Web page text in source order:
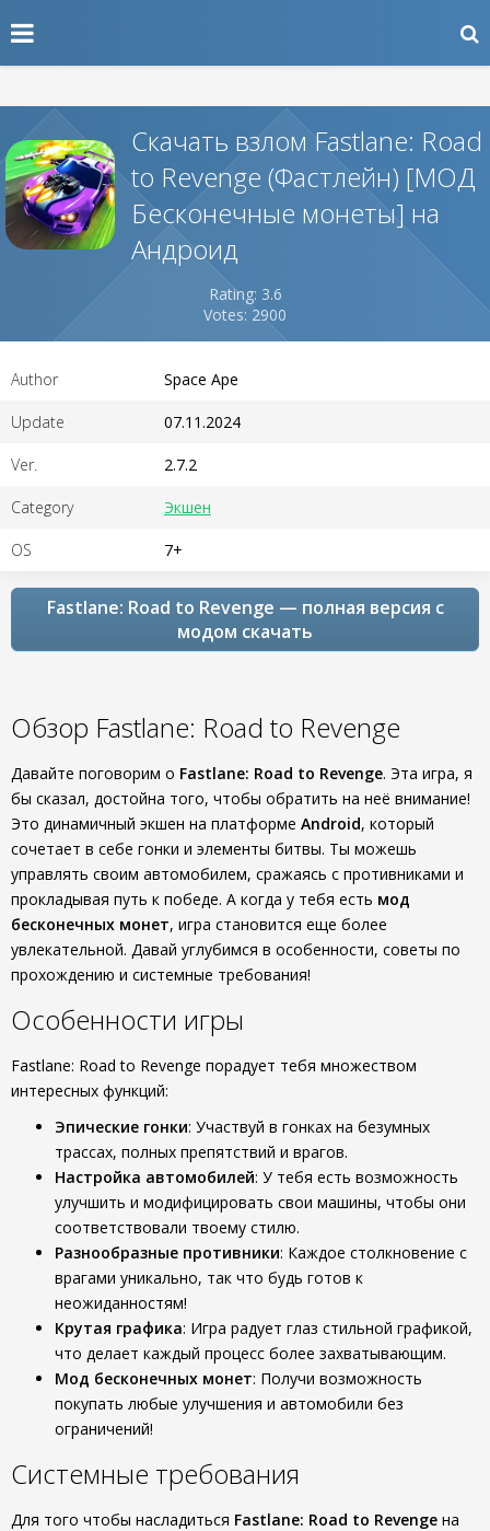
Скачать взлом Fastlane: Road
to Revenge (Фастлейн) [МОД
Бесконечные монеты] на
Андроид
Rating: 3.6
Votes: 2900
Author Space Ape
Update 07.11.2024
Ver. 2.7.2
Category Экшен
OS 7+
Fastlane: Road to Revenge — полная версия с
модом скачать
Обзор Fastlane: Road to Revenge
Давайте поговорим о Fastlane: Road to Revenge. Эта игра, я
бы сказал, достойна того, чтобы обратить на неё внимание!
Это динамичный экшен на платформе Android, который
сочетает в себе гонки и элементы битвы. Ты можешь
управлять своим автомобилем, сражаясь с противниками и
прокладывая путь к победе. А когда у тебя есть мод
бесконечных монет, игра становится еще более
увлекательной. Давай углубимся в особенности, советы по
прохождению и системные требования!
Особенности игры
Fastlane: Road to Revenge порадует тебя множеством
интересных функций:
Эпические гонки: Участвуй в гонках на безумных
трассах, полных препятствий и врагов.
Настройка автомобилей: У тебя есть возможность
улучшить и модифицировать свои машины, чтобы они
соответствовали твоему стилю.
Разнообразные противники: Каждое столкновение с
врагами уникально, так что будь готов к
неожиданностям!
Крутая графика: Игра радует глаз стильной графикой,
что делает каждый процесс более захватывающим.
Мод бесконечных монет: Получи возможность
покупать любые улучшения и автомобили без
ограничений!
Системные требования
Для того чтобы насладиться Fastlane: Road to Revenge на